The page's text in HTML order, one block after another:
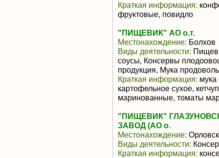
Краткая информация:
фруктовые, повидло
"ПИЩЕВИК" АО о.т.
Местонахождение: Болхов
Виды деятельности:
соусы, Консервы
продукция, Мука
Краткая информация:
картофельное сухое,
маринованные, томаты
"ПИЩЕВИК"
ЗАВОД (АО о.
Местонахождение:
Виды деятельности:
Краткая информация: